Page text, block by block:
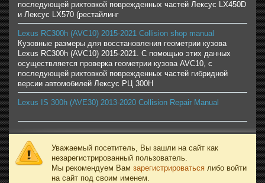
последующей рихтовкой поврежденных частей Лексус LX450D
и Лексус LX570 (рестайлинг
Lexus RC300h (AVC10) 2015-2021 Collision shop manual
Кузовные размеры для восстановления геометрии кузова
Lexus RC300h (AVC10) 2015-2021. С помощью этих данных
осуществляется проверка геометрии кузова AVC10, с
последующей рихтовкой поврежденных частей гибридной
версии автомобилей Лексус РЦ 300H
Lexus IS 300h (AVE30) 2013-2020 Collision Repair Manual
Уважаемый посетитель, Вы зашли на сайт как
незарегистрированный пользователь.
Мы рекомендуем Вам зарегистрироваться либо войти
на сайт под своим именем.